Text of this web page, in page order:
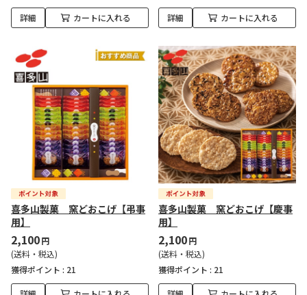
詳細 カートに入れる 詳細 カートに入れる
喜多山製菓 窯どおこげ【弔事
用】
2,100円
(送料・税込)
獲得ポイント : 21
喜多山製菓 窯どおこげ【慶事
用】
2,100円
(送料・税込)
獲得ポイント : 21